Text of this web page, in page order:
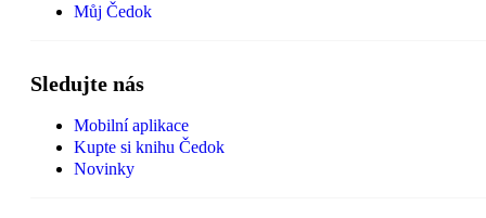
Můj Čedok
Sledujte nás
Mobilní aplikace
Kupte si knihu Čedok
Novinky